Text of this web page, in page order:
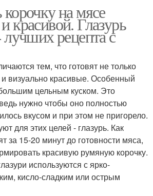
корочку на мясе
красивой. Глазурь
рецепта с
тем, что готовят не только
визуально красивые. Особенный
цельным куском. Это
нужно чтобы оно полностью
вкусом и при этом не пригорело.
для этих целей - глазурь. Как
за 15-20 минут до готовности мяса,
красивую румяную корочку.
используются с ярко-
кисло-сладким или острым